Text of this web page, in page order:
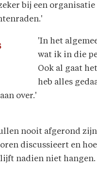
bij een organisatie
'In het
wat ik in die
Ook al gaat
heb alles
over.'
nooit afgerond
discussieert en
nadien niet